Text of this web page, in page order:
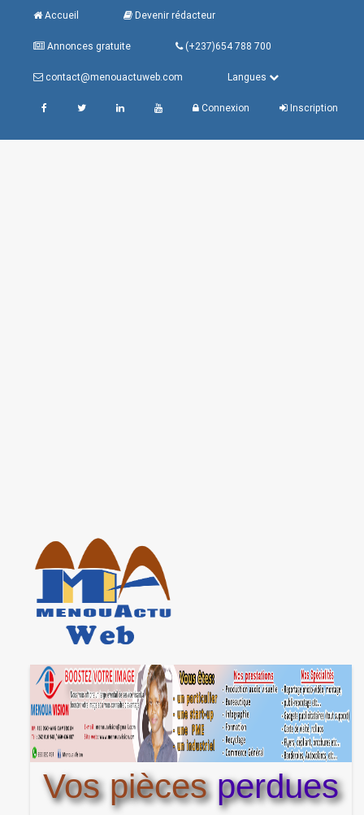
Accueil Devenir rédacteur
Annonces gratuite (+237)654 788 700
contact@menouactuweb.com Langues
Connexion Inscription
Vos piècesperdues